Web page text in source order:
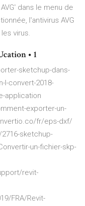
dans le menu de
l'antivirus AVG
virus.
• 1
sketchup-dans-
I-convert-2018-
application
exporter-un-
fr/eps-dxf/
sketchup-
un-fichier-skp-
revit-
FRA/Revit-